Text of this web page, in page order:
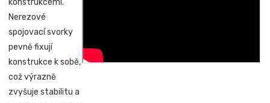
Nerezové
spojovací svorky
pevně fixují
konstrukce k sobě,
což výrazně
zvyšuje stabilitu a